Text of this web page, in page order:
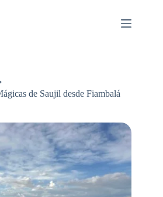
de Saujil desde Fiambalá